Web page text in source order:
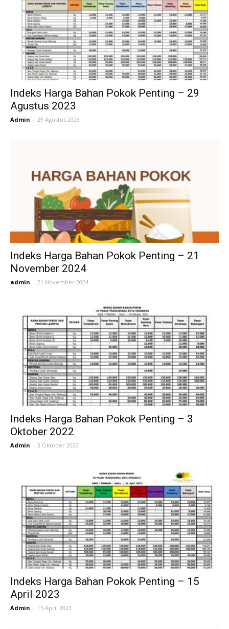
Indeks Harga Bahan Pokok Penting – 29
Agustus 2023
Admin - 29 Agustus 2023
Indeks Harga Bahan Pokok Penting – 21
November 2024
admin - 21 November 2024
Indeks Harga Bahan Pokok Penting – 3
Oktober 2022
Admin - 3 Oktober 2022
Indeks Harga Bahan Pokok Penting – 15
April 2023
Admin - 15 April 2023